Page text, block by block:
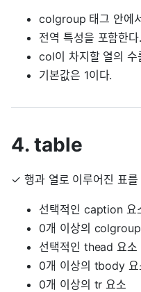
colgroup 태그 안에
전역 특성을 포함한다.
col이 차지할 열의 수
기본값은 1이다.
4. table
✓ 행과 열로 이루어진 표를
선택적인 caption 요
0개 이상의 colgroup
선택적인 thead 요소
0개 이상의 tbody
0개 이상의 tr 요소